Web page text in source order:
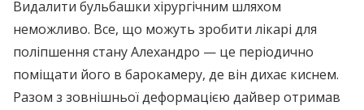
Видалити бульбашки хірургічним шляхом
неможливо. Все, що можуть зробити лікарі для
поліпшення стану Алехандро — це періодично
поміщати його в барокамеру, де він дихає киснем.
Разом з зовнішньої деформацією дайвер отримав